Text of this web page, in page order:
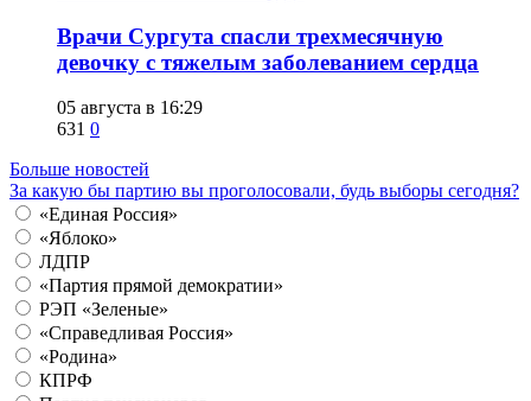
​Врачи Сургута спасли трехмесячную
девочку с тяжелым заболеванием сердца
05 августа в 16:29
631 0
Больше новостей
За какую бы партию вы проголосовали, будь выборы сегодня?
«Единая Россия»
«Яблоко»
ЛДПР
«Партия прямой демократии»
РЭП «Зеленые»
«Справедливая Россия»
«Родина»
КПРФ